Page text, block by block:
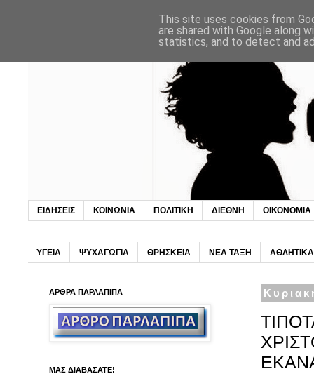
ΕΙΔΗΣΕΙΣ ΚΟΙΝΩΝΙΑ ΠΟΛΙΤΙΚΗ ΔΙΕΘΝΗ ΟΙΚΟΝΟΜΙΑ
ΥΓΕΙΑ ΨΥΧΑΓΩΓΙΑ ΘΡΗΣΚΕΙΑ ΝΕΑ ΤΑΞΗ ΑΘΛΗΤΙΚΑ
ΑΡΘΡΑ ΠΑΡΛΑΠΙΠΑ
ΜΑΣ ΔΙΑΒΑΣΑΤΕ!
This site uses cookies from
are shared with Google along
statistics, and to detect and